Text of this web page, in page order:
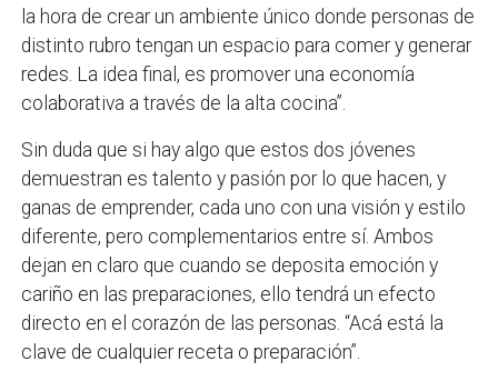
la hora de crear un ambiente único donde personas de
distinto rubro tengan un espacio para comer y generar
redes. La idea final, es promover una economía
colaborativa a través de la alta cocina”.
Sin duda que si hay algo que estos dos jóvenes
demuestran es talento y pasión por lo que hacen, y
ganas de emprender, cada uno con una visión y estilo
diferente, pero complementarios entre sí. Ambos
dejan en claro que cuando se deposita emoción y
cariño en las preparaciones, ello tendrá un efecto
directo en el corazón de las personas. “Acá está la
clave de cualquier receta o preparación”.